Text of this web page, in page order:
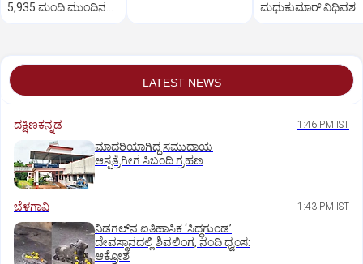
5,935 ಮಂದಿ ಮುಂದಿನ
ಮಧುಕುಮಾರ್ ವಿಧಿವಶ
LATEST NEWS
ದಕ್ಷಿಣಕನ್ನಡ 1:46 PM IST
ಮಾದರಿಯಾಗಿದ್ದ ಸಮುದಾಯ
ಆಸ್ಪತ್ರೆಗೀಗ ಸಿಬಂದಿ ಗ್ರಹಣ
ಬೆಳಗಾವಿ 1:43 PM IST
ನಿಡಗಲ್‌ನ ಐತಿಹಾಸಿಕ ‘ಸಿದ್ಧಗುಂಡ’
ದೇವಸ್ಥಾನದಲ್ಲಿ ಶಿವಲಿಂಗ, ನಂದಿ ಧ್ವಂಸ:
ಆಕ್ರೋಶ